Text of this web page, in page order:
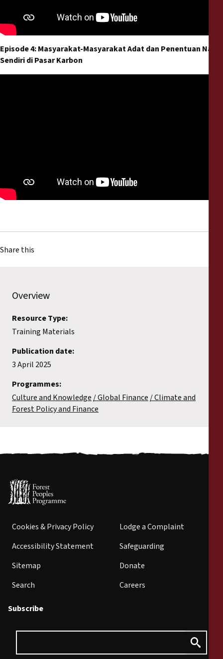
Episode 4: Masyarakat-Masyarakat Adat dan Penentuan Nasib
Sendiri di Pasar Karbon
Share this
Overview
Resource Type:
Training Materials
Publication date:
3 April 2025
Programmes:
Culture and Knowledge Global Finance Climate and
Forest Policy and Finance
Cookies & Privacy Policy
Accessibility Statement
Sitemap
Search
Lodge a Complaint
Safeguarding
Donate
Careers
Subscribe